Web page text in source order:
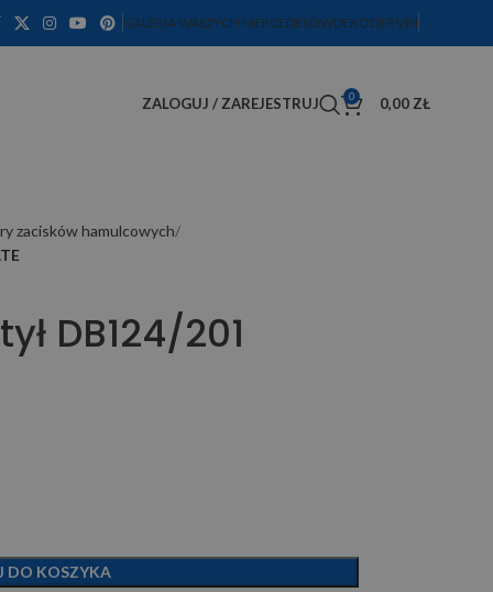
GALERIA WASZYCH MERCEDESÓWDEKODER VIN
ZALOGUJ / ZAREJESTRUJ 0 0,00 ZŁ
zacisków hamulcowych
DB124/201
DO KOSZYKA